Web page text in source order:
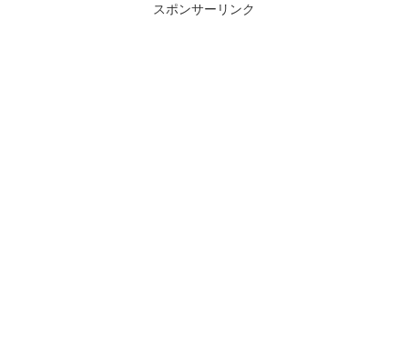
スポンサーリンク